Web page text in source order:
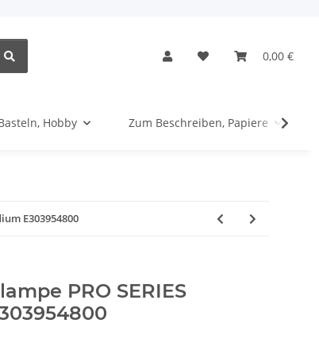
0,00 €
Hobby Zum Beschreiben, Papiere
E303954800
PRO SERIES